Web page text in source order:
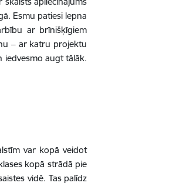
Esmu patiesi lepna
ar brīnišķīgiem
‒ ar katru projektu
iedvesmo augt tālāk.
var kopā veidot
kopā strādā pie
vidē. Tas palīdz